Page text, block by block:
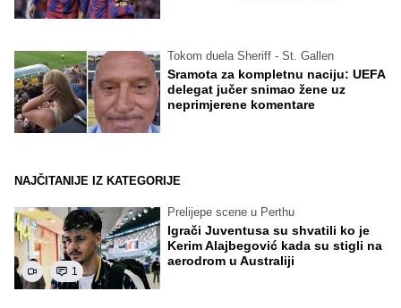
Tokom duela Sheriff - St. Gallen
Sramota za kompletnu naciju: UEFA
delegat jučer snimao žene uz
neprimjerene komentare
NAJČITANIJE IZ KATEGORIJE
1
Prelijepe scene u Perthu
Igrači Juventusa su shvatili ko je
Kerim Alajbegović kada su stigli na
aerodrom u Australiji